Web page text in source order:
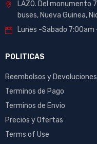
LAZO. Del monumento
buses, Nueva Guinea,
Lunes -Sabado 7:00am
POLITICAS
Reembolsos y Devoluciones
Terminos de Pago
Terminos de Envio
Precios y Ofertas
Terms of Use